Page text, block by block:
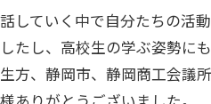
話していく中で自分たちの活
したし、高校生の学ぶ姿勢に
生方、静岡市、静岡商工会議